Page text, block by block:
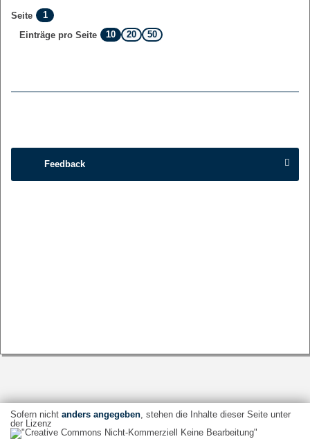
Seite
1
Einträge pro Seite
10 20 50
Feedback
Sofern nicht anders angegeben, stehen die Inhalte dieser Seite unter
der Lizenz